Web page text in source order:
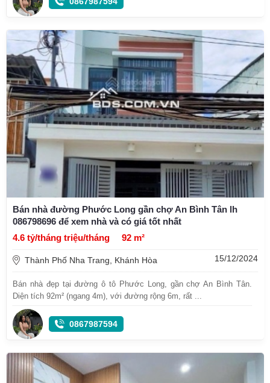
Bán nhà đường Phước Long gần chợ An Bình Tân lh
086798696 để xem nhà và có giá tốt nhất
4.6 tỷ/tháng triệu/tháng
92 m²
Thành Phố Nha Trang, Khánh Hòa 15/12/2024
Bán nhà đẹp tại đường ô tô Phước Long, gần chợ An Bình Tân.
Diện tích 92m² (ngang 4m), với đường rộng 6m, rất ...
0867987594